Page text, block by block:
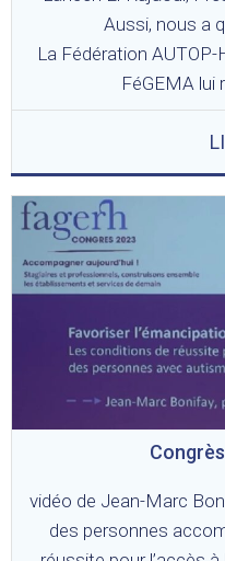
Aussi, nous a
La Fédération AUTOP-
FéGEMA lui
vidéo de Jean-Marc
des personnes